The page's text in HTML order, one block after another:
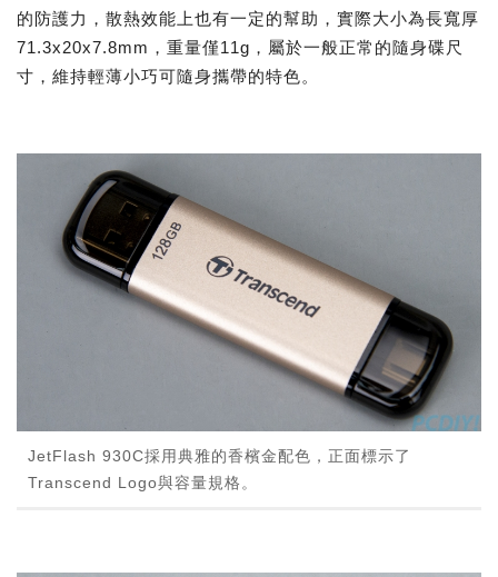
的防護力，散熱效能上也有一定的幫助，實際大小為長寬厚
71.3x20x7.8mm，重量僅11g，屬於一般正常的隨身碟尺
寸，維持輕薄小巧可隨身攜帶的特色。
JetFlash 930C採用典雅的香檳金配色，正面標示了
Transcend Logo與容量規格。